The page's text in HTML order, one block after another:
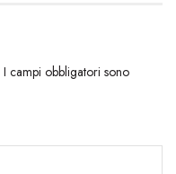
I campi obbligatori sono